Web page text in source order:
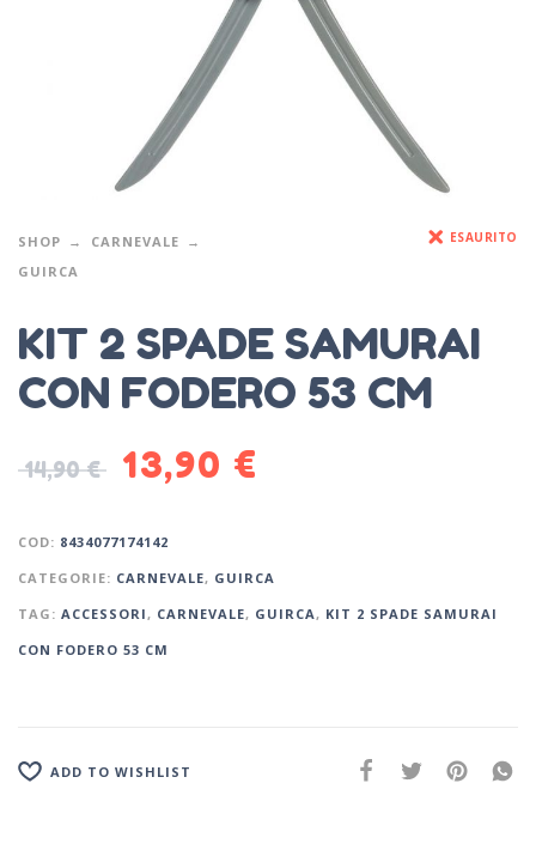
SHOP
CARNEVALE
GUIRCA
ESAURITO
KIT 2 SPADE SAMURAI
CON FODERO 53 CM
14,90€ 13,90 €
COD: 8434077174142
CATEGORIE: CARNEVALE, GUIRCA
TAG: ACCESSORI , CARNEVALE, GUIRCA , KIT 2 SPADE SAMURAI
CON FODERO 53 CM
ADD TO WISHLIST